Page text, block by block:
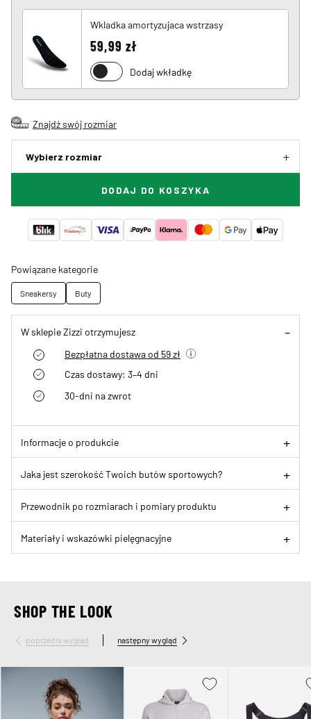
Wkladka amortyzujaca wstrzasy
59,99 zł
Dodaj wkładkę
Znajdź swój rozmiar
Wybierz rozmiar
DODAJ DO KOSZYKA
Powiązane kategorie
Sneakersy Buty
W sklepie Zizzi otrzymujesz
Bezpłatna dostawa od 59 zł
Czas dostawy: 3–4 dni
30-dni na zwrot
Informacje o produkcie
Jaka jest szerokość Twoich butów sportowych?
Przewodnik po rozmiarach i pomiary produktu
Materiały i wskazówki pielęgnacyjne
SHOP THE LOOK
poprzedni wygląd następny wygląd